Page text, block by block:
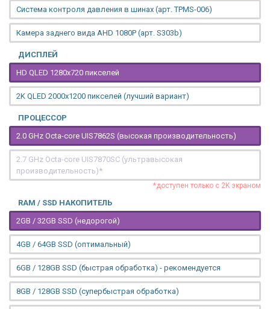
Система контроля давления в шинах (арт. TPMS-006)
Камера заднего вида AHD 1080P (арт. S303b)
ДИСПЛЕЙ
HD QLED 1280x720 пикселей
2K QLED 2000х1200 пикселей (лучший вариант)
ПРОЦЕССОР
2.0 GHz Octa-core UIS7862S (высокая производительность)
2.7 GHz Octa-core UIS7870SC (ультравысокая
производительность)*
*доступен только с 2K экраном
RAM / SSD НАКОПИТЕЛЬ
2GB / 32GB SSD (недорогой)
4GB / 64GB SSD (оптимальный)
6GB / 128GB SSD (быстрая обработка) - рекомендуется
8GB / 128GB SSD (супербыстрая обработка)